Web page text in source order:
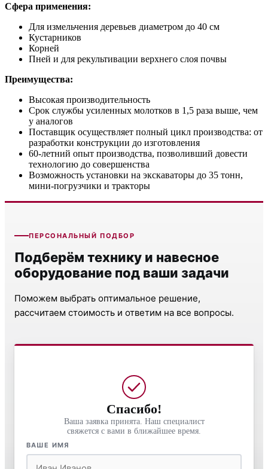
Сфера применения:
Для измельчения деревьев диаметром до 40 см
Кустарников
Корней
Пней и для рекультивации верхнего слоя почвы
Преимущества:
Высокая производительность
Срок службы усиленных молотков в 1,5 раза выше, чем
у аналогов
Поставщик осуществляет полный цикл производства: от
разработки конструкции до изготовления
60-летний опыт производства, позволивший довести
технологию до совершенства
Возможность установки на экскаваторы до 35 тонн,
мини-погрузчики и тракторы
ПЕРСОНАЛЬНЫЙ ПОДБОР
Подберём технику и навесное
оборудование под ваши задачи
Поможем выбрать оптимальное решение,
рассчитаем стоимость и ответим на все вопросы.
Спасибо!
Ваша заявка принята. Наш специалист
свяжется с вами в ближайшее время.
ВАШЕ ИМЯ